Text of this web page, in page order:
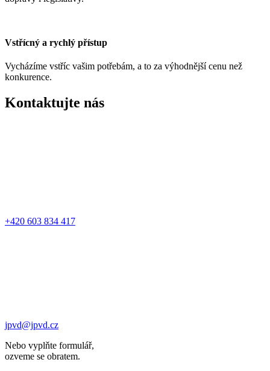
Vstřícný a rychlý přístup
Vycházíme vstříc vašim potřebám, a to za výhodnější cenu než
konkurence.
Kontaktujte nás
+420 603 834 417
jpvd@jpvd.cz
Nebo vyplňte formulář,
ozveme se obratem.